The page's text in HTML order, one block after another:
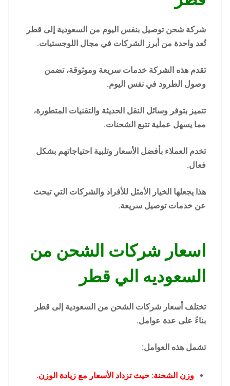
شركة شحن توصيل بنفس اليوم من السعودية إلى قطر
تُعد واحدة من أبرز الشركات في مجال اللوجستيات.
تقدم هذه الشركة خدمات سريعة وموثوقة، تضمن
وصول الطرود في نفس اليوم.
تتميز بتوفر وسائل النقل الحديثة والتقنيات المتطورة،
مما يسهل عملية تتبع الشحنات.
تخدم العملاء بأفضل الأسعار وتلبية احتياجاتهم بشكل
فعال.
هذا يجعلها الخيار الأمثل للأفراد والشركات التي تبحث
عن خدمات توصيل سريعة.
اسعار شركات الشحن من
السعوديه الي قطر
تختلف أسعار شركات الشحن من السعودية إلى قطر
بناءً على عدة عوامل.
تشمل هذه العوامل:
وزن الشحنة: حيث تزداد الأسعار مع زيادة الوزن.